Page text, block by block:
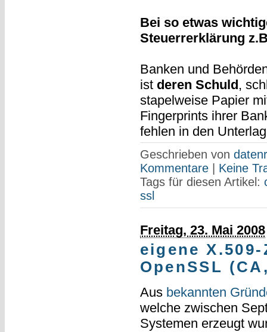
Bei so etwas
Steuerrerklärung
Banken und
ist deren Schuld ,
stapelweise Papier
Fingerprints ihrer
fehlen in den
Geschrieben von
Kommentare| Keine
Tags für diesen Artikel:
ssl
Freitag, 23. Mai 2008
eigene
OpenSSL
Aus bekannten
welche zwischen
Systemen erzeugt